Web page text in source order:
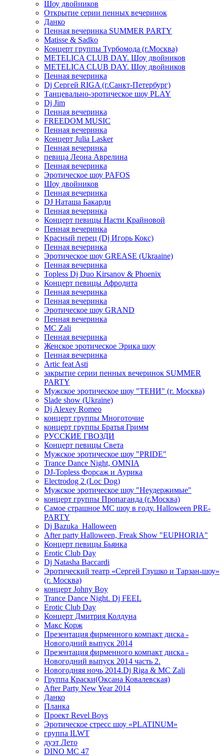
Шоу двойников
Открытие серии пенных вечеринок
Данко
Пенная вечеринка SUMMER PARTY
Matisse & Sadko
Концерт группы Турбомода (г.Москва)
METELICA CLUB DAY. Шоу двойников
METELICA CLUB DAY. Шоу двойников
Пенная вечеринка
Dj Сергей RIGA (г.Санкт-Петербург)
Танцевально-эротическое шоу PLAY
Dj Jim
Пенная вечеринка
FREEDOM MUSIC
Пенная вечеринка
Концерт Julia Lasker
Пенная вечеринка
певица Леона Аврелина
Пенная вечеринка
Эротическое шоу PAFOS
Шоу двойников
Пенная вечеринка
DJ Наташа Бакарди
Пенная вечеринка
Концерт певицы Насти Крайновой
Пенная вечеринка
Красный перец (Dj Игорь Кокс)
Пенная вечеринка
Эротическое шоу GREASE (Ukraaine)
Пенная вечеринка
Topless Dj Duo Kirsanov & Phoenix
Концерт певицы Афродита
Пенная вечеринка
Пенная вечеринка
Эротическое шоу GRAND
Пенная вечеринка
MC Zali
Пенная вечеринка
Женское эротическое Эрика шоу
Пенная вечеринка
Artic feat Asti
закрытие серии пенных вечеринок SUMMER
PARTY
Мужское эротическое шоу "ТЕНИ" (г. Москва)
Slade show (Ukraine)
Dj Alexey Romeo
концерт группы Многоточие
концерт группы Братья Гримм
РУССКИЕ ГВОЗДИ
Концерт певицы Света
Мужское эротическое шоу "PRIDE"
Trance Dance Night, OMNIA
DJ-Topless Форсаж и Аурика
Electrodog 2 (Loc Dog)
Мужское эротическое шоу "Неудержимые"
концерт группы Пропаганда (г.Москва)
Самое страшное МС шоу в году. Halloween PRE-
PARTY
Dj Bazuka_Halloween
After party Halloween, Freak Show "EUPHORIA"
Концерт певицы Бьянка
Erotic Club Day
Dj Natasha Baccardi
Эротический театр «Сергей Глушко и Тарзан-шоу»
(г. Москва)
концерт Johny Boy
Trance Dance Night. Dj FEEL
Erotic Club Day
Концерт Дмитрия Колдуна
Макс Корж
Презентация фирменного компакт диска -
Новогодний выпуск 2014
Презентация фирменного компакт диска -
Новогодний выпуск 2014 часть 2.
Новогодняя ночь 2014.Dj Riga & MC Zali
Группа Краски(Оксана Ковалевская)
After Party New Year 2014
Данко
Планка
Проект Revel Boys
Эротическое стресс шоу «PLATINUM»
группа ILWT
дуэт Лето
DINO MC 47